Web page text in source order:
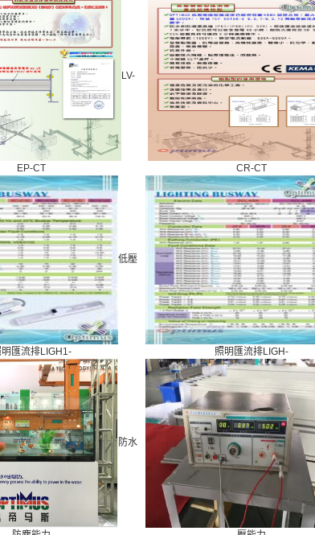
LV-
EP-CT CR-CT
低壓
明匯流排LIGH1- 照明匯流排LIGH-
防水